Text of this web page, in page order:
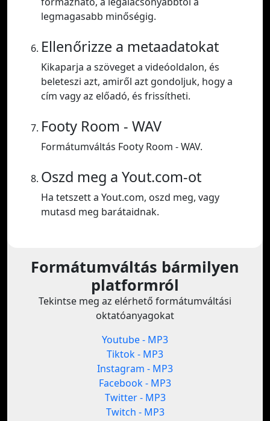
legmagasabb minőségig.
Ellenőrizze a metaadatokat
Kikaparja a szöveget a videóoldalon, és
beleteszi azt, amiről azt gondoljuk, hogy a
cím vagy az előadó, és frissítheti.
Footy Room - WAV
Formátumváltás Footy Room - WAV.
Oszd meg a Yout.com-ot
Ha tetszett a Yout.com, oszd meg, vagy
mutasd meg barátaidnak.
Formátumváltás bármilyen
platformról
Tekintse meg az elérhető formátumváltási
oktatóanyagokat
Youtube - MP3
Tiktok - MP3
Instagram - MP3
Facebook - MP3
Twitter - MP3
Twitch - MP3